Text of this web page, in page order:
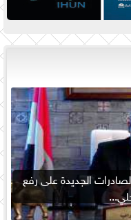
الجديدة على رفع